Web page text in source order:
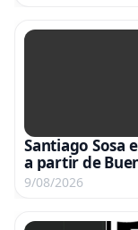
Santiago Sosa
a partir de
9/08/2026